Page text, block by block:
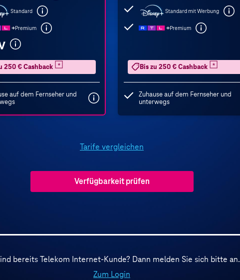
Standard
Premium
auf dem Fernseher und
250 € Cashback
enthalten
Standard mit Werbung
Premium
Zuhause auf dem Fernseher und
unterwegs
Bis zu 250 € Cashback
Tarife vergleichen
Verfügbarkeit prüfen
bereits Telekom Internet-Kunde? Dann melden Sie sich bitte an.
Zum Login